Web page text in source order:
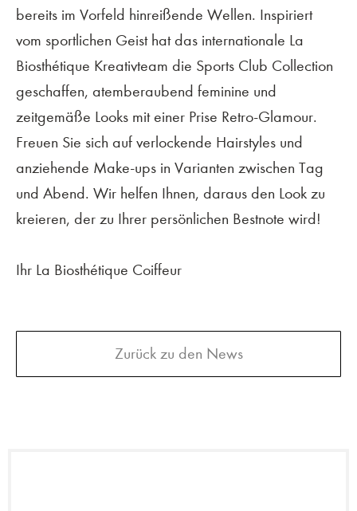
bereits im Vorfeld hinreißende Wellen. Inspiriert
vom sportlichen Geist hat das internationale La
Biosthétique Kreativteam die Sports Club Collection
geschaffen, atemberaubend feminine und
zeitgemäße Looks mit einer Prise Retro-Glamour.
Freuen Sie sich auf verlockende Hairstyles und
anziehende Make-ups in Varianten zwischen Tag
und Abend. Wir helfen Ihnen, daraus den Look zu
kreieren, der zu Ihrer persönlichen Bestnote wird!
Ihr La Biosthétique Coiffeur
Zurück zu den News